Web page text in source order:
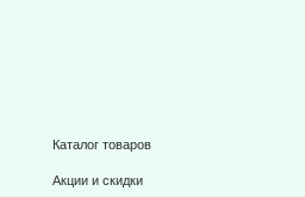
Каталог товаров
Акции и скидки